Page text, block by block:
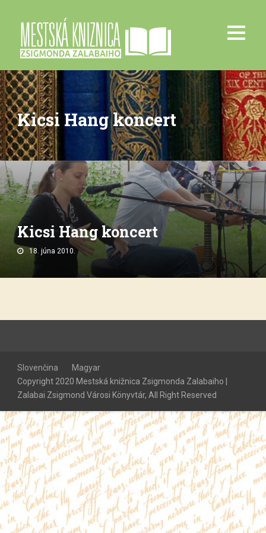
Kicsi Hang koncert
Kicsi Hang koncert
18. júna 2010.
Slovenčina
Magyar
Copyright 2020 Mestská knižnica Zsigmonda Zalabaiho |
Zalabai Zsigmond Városi Könyvtár, All Right Reserved